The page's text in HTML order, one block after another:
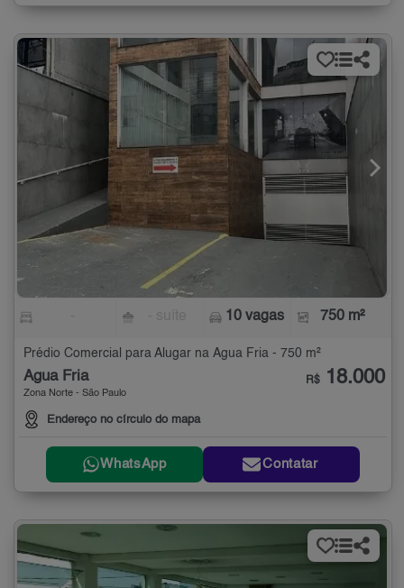
10 vagas 750 m²
Prédio Comercial para Alugar na Água Fria - 750 m²
Água Fria
Zona Norte - São Paulo
Endereço no círculo do mapa
R$ 18.000
WhatsApp Contatar